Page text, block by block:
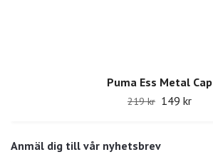
Anmäl dig till vår nyhetsbrev
Puma Ess Metal Cap
219 kr 149 kr